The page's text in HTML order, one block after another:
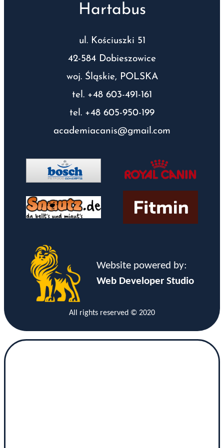
Hartabus
ul. Kościuszki 51
42-584 Dobieszowice
woj. Śląskie, POLSKA
tel. +48 603-491-161
tel. +48 605-950-199
academiacanis@gmail.com
Website powered by:
Web Developer Studio
All rights reserved © 2020